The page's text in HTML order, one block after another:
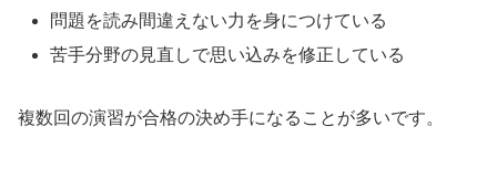
問題を読み間違えない力を身につけている
苦手分野の見直しで思い込みを修正している
複数回の演習が合格の決め手になることが多いです。